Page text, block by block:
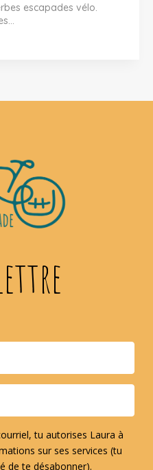
escapades vélo.
tu autorises Laura à
sur ses services (tu
de te désabonner).